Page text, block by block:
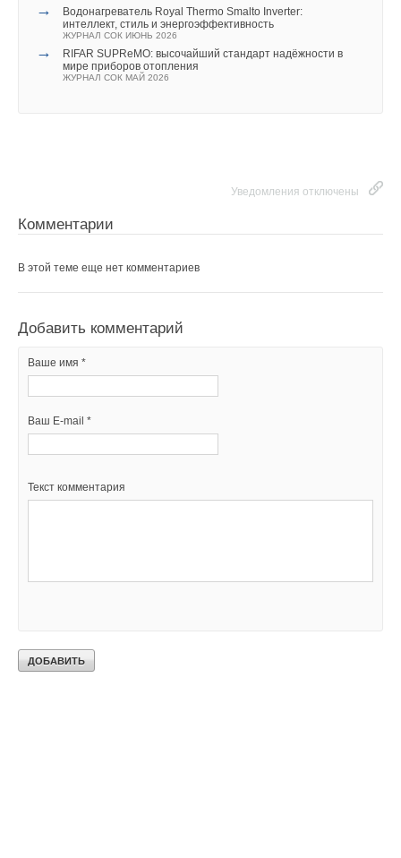
→
Водонагреватель Royal Thermo Smalto Inverter:
интеллект, стиль и энергоэффективность
ЖУРНАЛ СОК ИЮНЬ 2026
→
RIFAR SUPReMO: высочайший стандарт надёжности в
мире приборов отопления
ЖУРНАЛ СОК МАЙ 2026
Уведомления отключены
Комментарии
В этой теме еще нет комментариев
Добавить комментарий
Ваше имя *
Ваш E-mail *
Текст комментария